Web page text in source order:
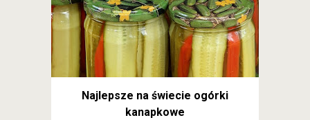
Najlepsze na świecie ogórki
kanapkowe